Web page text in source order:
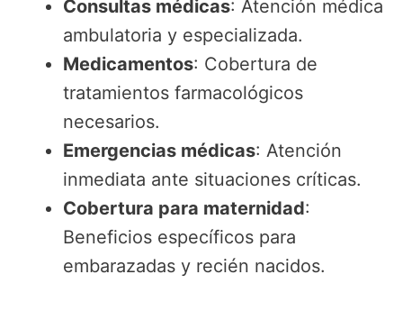
Consultas médicas: Atención médica
ambulatoria y especializada.
Medicamentos: Cobertura de
tratamientos farmacológicos
necesarios.
Emergencias médicas: Atención
inmediata ante situaciones críticas.
Cobertura para maternidad:
Beneficios específicos para
embarazadas y recién nacidos.